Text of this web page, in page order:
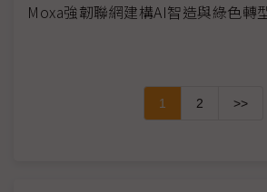
Moxa強韌聯網建構AI智造與綠色轉
1 2 >>